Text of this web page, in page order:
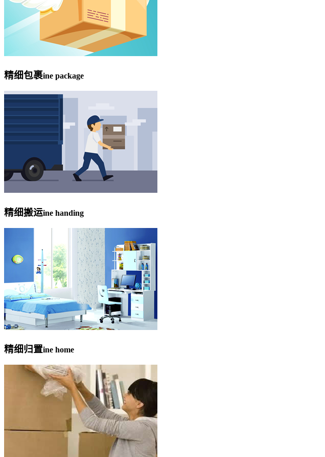
精细包裹ine package
精细搬运ine handing
精细归置ine home